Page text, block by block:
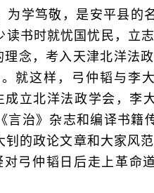
学笃敬，是安平县的
书时就忧国忧民，立
念，考入天津北洋法
就这样，弓仲韬与李大
立北洋法政学会，李
治》杂志和编译书籍
的政论文章和大家风
弓仲韬日后走上革命